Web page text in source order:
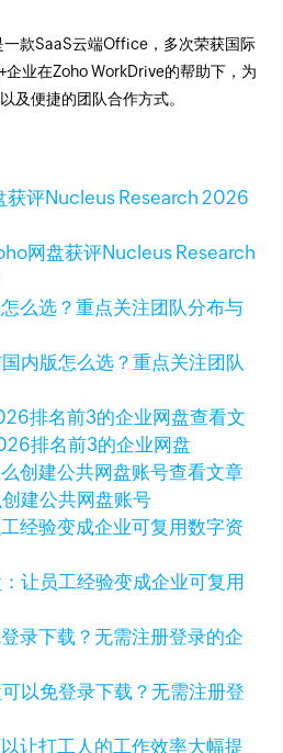
款SaaS云端Office，多次荣获国际
业在Zoho WorkDrive的帮助下，为
及便捷的团队合作方式。
网盘获评Nucleus Research
内版怎么选？重点关注团队
查看文
排名前3的企业网盘
查看文章
建公共网盘账号
让员工经验变成企业可复用
以免登录下载？无需注册登